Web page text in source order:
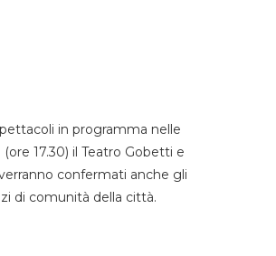
in programma nelle
17.30) il Teatro Gobetti e
confermati anche gli
di comunità della città.